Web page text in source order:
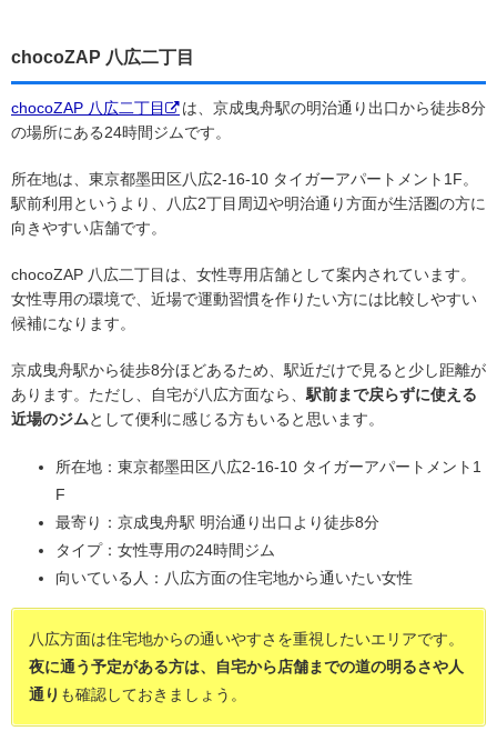
chocoZAP 八広二丁目
chocoZAP 八広二丁目
は、京成曳舟駅の明治通り出口から徒歩8分
の場所にある24時間ジムです。
所在地は、東京都墨田区八広2-16-10 タイガーアパートメント1F。
駅前利用というより、八広2丁目周辺や明治通り方面が生活圏の方に
向きやすい店舗です。
chocoZAP 八広二丁目は、女性専用店舗として案内されています。
女性専用の環境で、近場で運動習慣を作りたい方には比較しやすい
候補になります。
京成曳舟駅から徒歩8分ほどあるため、駅近だけで見ると少し距離が
あります。ただし、自宅が八広方面なら、 駅前まで戻らずに使える
近場のジムとして便利に感じる方もいると思います。
所在地：東京都墨田区八広2-16-10 タイガーアパートメント1
F
最寄り：京成曳舟駅 明治通り出口より徒歩8分
タイプ：女性専用の24時間ジム
向いている人：八広方面の住宅地から通いたい女性
八広方面は住宅地からの通いやすさを重視したいエリアです。
夜に通う予定がある方は、自宅から店舗までの道の明るさや人
通り も確認しておきましょう。